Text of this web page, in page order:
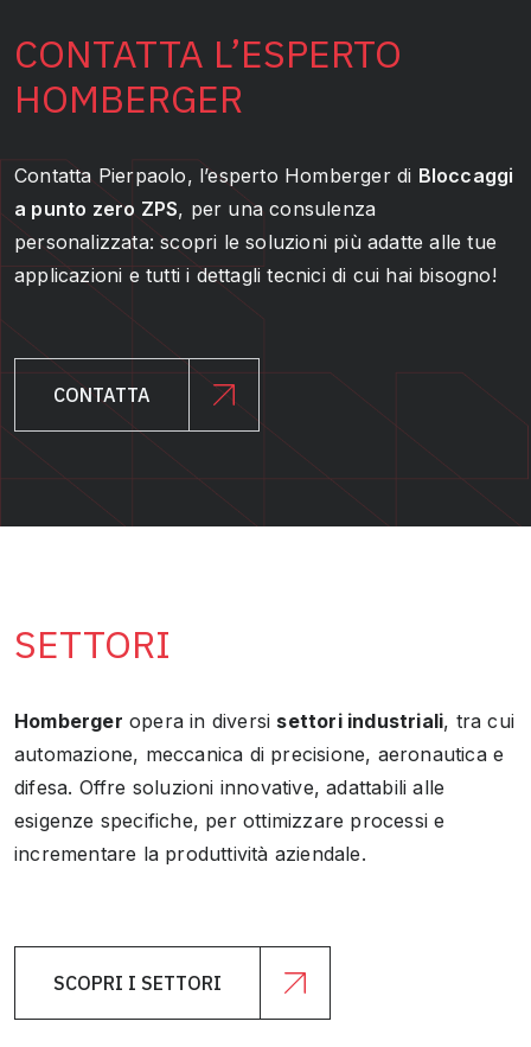
CONTATTA L’ESPERTO
HOMBERGER
Contatta Pierpaolo, l’esperto Homberger di Bloccaggi
a punto zero ZPS, per una consulenza
personalizzata: scopri le soluzioni più adatte alle tue
applicazioni e tutti i dettagli tecnici di cui hai bisogno!
CONTATTA
SETTORI
Homberger opera in diversi settori industriali, tra cui
automazione, meccanica di precisione, aeronautica e
difesa. Offre soluzioni innovative, adattabili alle
esigenze specifiche, per ottimizzare processi e
incrementare la produttività aziendale.
SCOPRI I SETTORI